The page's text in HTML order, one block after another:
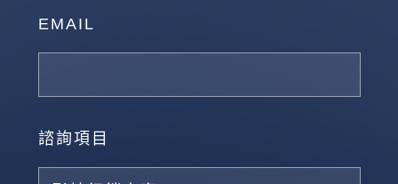
EMAIL
諮詢項目